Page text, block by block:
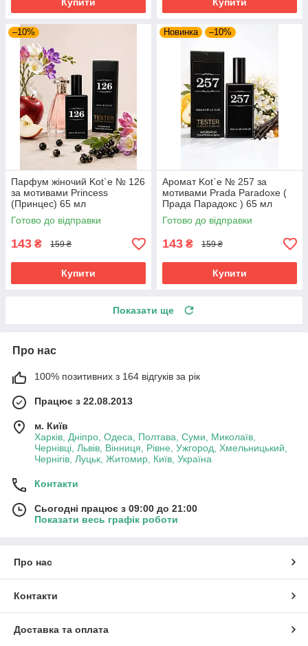
–10%
Парфум жіночий Kot`e № 126
за мотивами Princess
(Принцес) 65 мл
Готово до відправки
143 ₴ 159 ₴
Купити
Новинка –10%
Аромат Kot`e № 257 за
мотивами Prada Paradoxe (
Прада Парадокс ) 65 мл
Готово до відправки
143 ₴ 159 ₴
Купити
Показати ще
Про нас
100% позитивних з 164 відгуків за рік
Працює з 22.08.2013
м. Київ
Харків, Дніпро, Одеса, Полтава, Суми, Миколаїв,
Чернівці, Львів, Вінниця, Рівне, Ужгород, Хмельницький,
Чернігів, Луцьк, Житомир, Київ, Україна
Контакти
Сьогодні працює з 09:00 до 21:00
Показати весь графік роботи
Про нас
Контакти
Доставка та оплата